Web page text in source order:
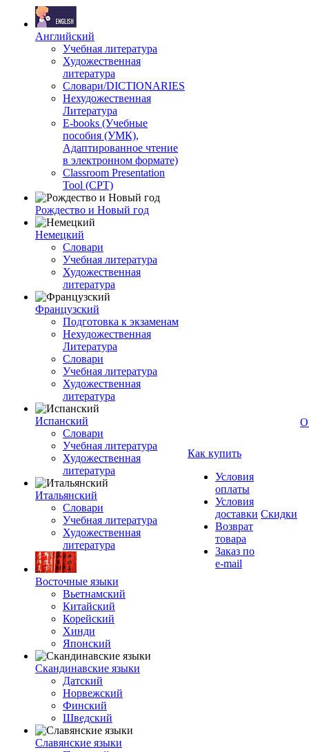
Английский
Учебная литература
Художественная
литература
Словари/DICTIONARIES
Нехудожественная
Литература
E-books (Учебные
пособия (УМК),
Адаптированное чтение
в электронном формате)
Classroom Presentation
Tool (CPT)
Рождество и Новый год
Немецкий
Словари
Учебная литература
Художественная
литература
Французский
Подготовка к экзаменам
Нехудожественная
Литература
Словари
Учебная литература
Художественная
литература
Испанский
Словари
Учебная литература
Художественная
литература
Итальянский
Словари
Учебная литература
Художественная
литература
Восточные языки
Вьетнамский
Китайский
Корейский
Хинди
Японский
Скандинавские языки
Датский
Норвежский
Финский
Шведский
Славянские языки
Как купить
Условия
оплаты
Условия
доставки
Возврат
товара
Заказ по
e-mail
Скидки
О